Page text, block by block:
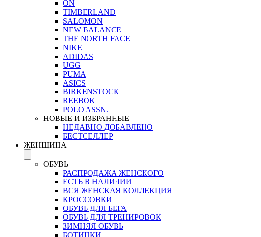
ON
TIMBERLAND
SALOMON
NEW BALANCE
THE NORTH FACE
NIKE
ADIDAS
UGG
PUMA
ASICS
BIRKENSTOCK
REEBOK
POLO ASSN.
НОВЫЕ И ИЗБРАННЫЕ
НЕДАВНО ДОБАВЛЕНО
БЕСТСЕЛЛЕР
ЖЕНЩИНА
ОБУВЬ
РАСПРОДАЖА ЖЕНСКОГО
ЕСТЬ В НАЛИЧИИ
ВСЯ ЖЕНСКАЯ КОЛЛЕКЦИЯ
КРОССОВКИ
ОБУВЬ ДЛЯ БЕГА
ОБУВЬ ДЛЯ ТРЕНИРОВОК
ЗИМНЯЯ ОБУВЬ
БОТИНКИ